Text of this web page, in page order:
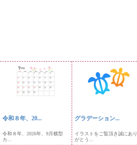
令和８年、20...
令和８年、2026年、9月横型
カ...
グラデーション...
イラストをご覧頂き誠にあり
がとう...